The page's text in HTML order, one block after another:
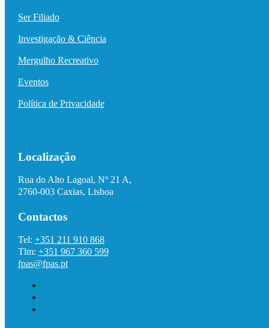
Ser Filiado
Investigação & Ciência
Mergulho Recreativo
Eventos
Política de Privacidade
Localização
Rua do Alto Lagoal, Nº 21 A,
2760-003 Caxias, Lisboa
Contactos
Tel: +351 211 910 868
Tlm: +351 967 360 599
fpas@fpas.pt